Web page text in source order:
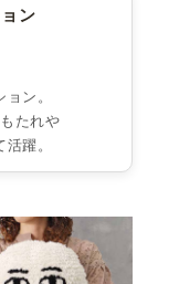
ン
ン。
たれや
躍。